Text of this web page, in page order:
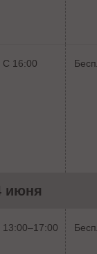
С 16:00
июня
13:00–17:00